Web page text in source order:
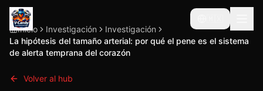
Inicio
Investigación
Investigación
La hipótesis del tamaño arterial: por qué el pene es el sistema
de alerta temprana del corazón
Volver al hub